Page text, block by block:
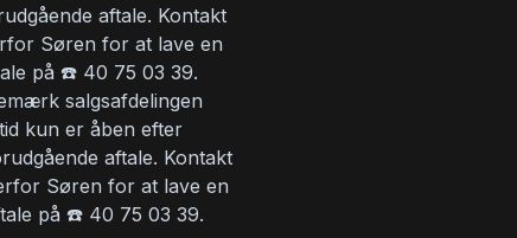
aftale. Kontakt
Søren for at lave en
på ☎️ 40 75 03 39.
salgsafdelingen
kun er åben efter
aftale. Kontakt
Søren for at lave en
på ☎️ 40 75 03 39.